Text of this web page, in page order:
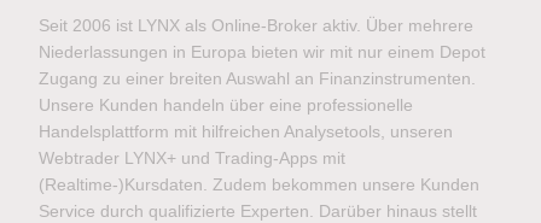
Seit 2006 ist LYNX als Online-Broker aktiv. Über mehrere
Niederlassungen in Europa bieten wir mit nur einem Depot
Zugang zu einer breiten Auswahl an Finanzinstrumenten.
Unsere Kunden handeln über eine professionelle
Handelsplattform mit hilfreichen Analysetools, unseren
Webtrader LYNX+ und Trading-Apps mit
(Realtime-)Kursdaten. Zudem bekommen unsere Kunden
Service durch qualifizierte Experten. Darüber hinaus stellt